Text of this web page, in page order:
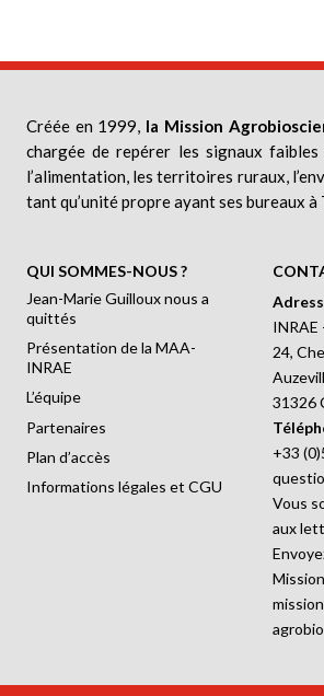
Créée en 1999, la Mission
chargée de repérer les signaux
l’alimentation, les territoires ruraux,
tant qu’unité propre ayant ses bureaux
QUI SOMMES-NOUS ?
Jean-Marie Guilloux nous a
quittés
Présentation de la MAA-
INRAE
L’équipe
Partenaires
Plan d’accès
Informations légales et CGU
INRAE
24,
31326
+33
Vous
aux